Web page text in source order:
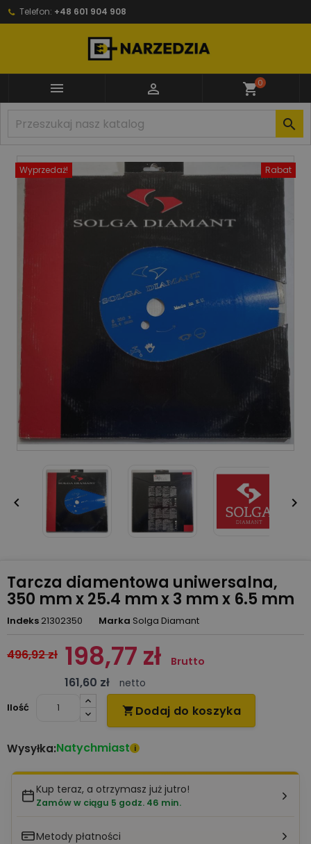
Telefon: +48 601 904 908
  shopping_cart0

Wyprzedaż! Rabat
 
Tarcza diamentowa uniwersalna,
350 mm x 25.4 mm x 3 mm x 6.5 mm
Indeks 21302350 Marka Solga Diamant
496,92 zł 198,77 zł Brutto
161,60 zł
netto
Ilość
 Dodaj do koszyka
Wysyłka:Natychmiast i
Kup teraz, a otrzymasz już jutro!
Zamów w ciągu 5 godz. 46 min.
Metody płatności